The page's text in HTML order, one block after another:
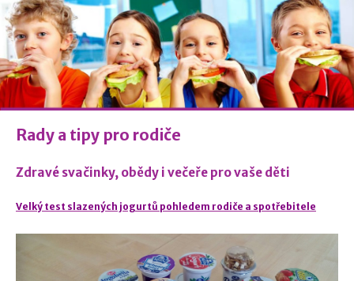
Rady a tipy pro rodiče
Zdravé svačinky, obědy i večeře pro vaše děti
Velký test slazených jogurtů pohledem rodiče a spotřebitele